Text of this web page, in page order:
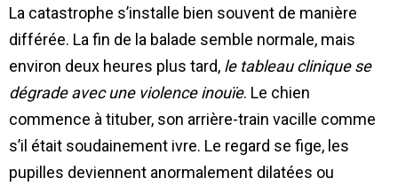
La catastrophe s’installe bien souvent de manière
différée. La fin de la balade semble normale, mais
environ deux heures plus tard, le tableau clinique se
dégrade avec une violence inouïe. Le chien
commence à tituber, son arrière-train vacille comme
s’il était soudainement ivre. Le regard se fige, les
pupilles deviennent anormalement dilatées ou